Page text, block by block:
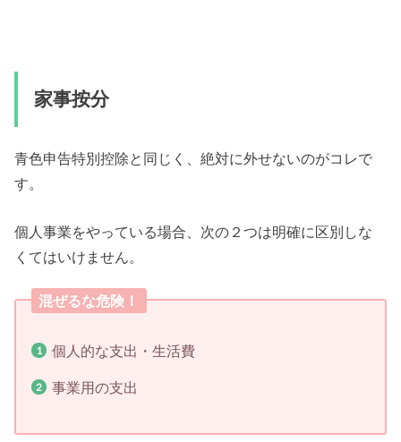
家事按分
青色申告特別控除と同じく、絶対に外せないのがコレで
す。
個人事業をやっている場合、次の２つは明確に区別しな
くてはいけません。
混ぜるな危険！
個人的な支出・生活費
事業用の支出